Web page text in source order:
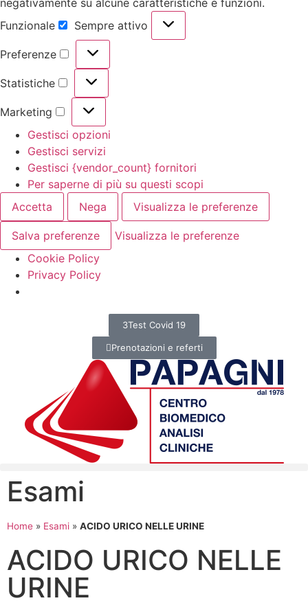
Funzionale
Sempre attivo
Preferenze
Statistiche
Marketing
Gestisci opzioni
Gestisci servizi
Gestisci {vendor_count} fornitori
Per saperne di più su questi scopi
Accetta
Nega Visualizza le preferenze
Salva preferenze
Visualizza le preferenze
Cookie Policy
Privacy Policy
Test Covid 19
Prenotazioni e referti
Esami
Home » Esami » ACIDO URICO NELLE URINE
ACIDO URICO NELLE
URINE